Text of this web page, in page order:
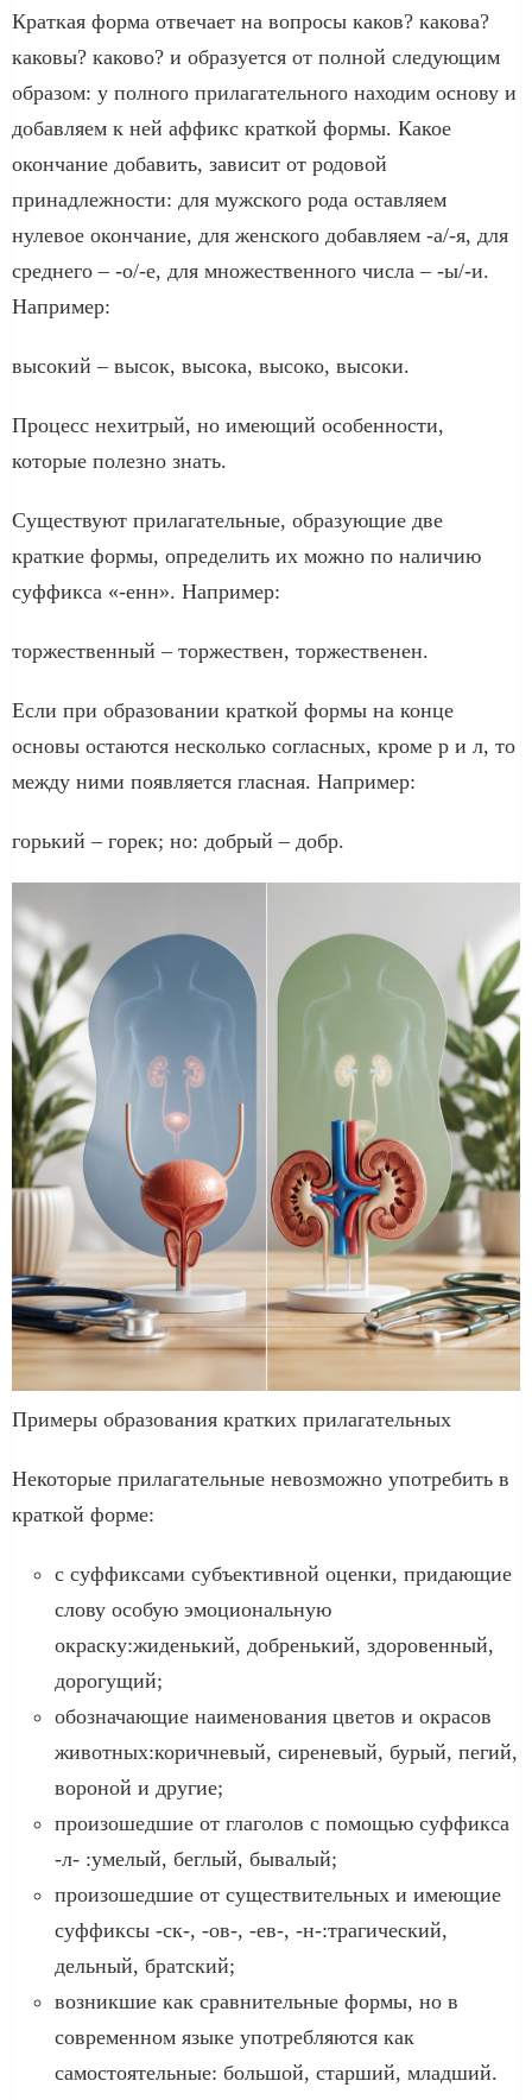
Краткая форма отвечает на вопросы каков? какова?
каковы? каково? и образуется от полной следующим
образом: у полного прилагательного находим основу и
добавляем к ней аффикс краткой формы. Какое
окончание добавить, зависит от родовой
принадлежности: для мужского рода оставляем
нулевое окончание, для женского добавляем -а/-я, для
среднего – -о/-е, для множественного числа – -ы/-и.
Например:
высокий – высок, высока, высоко, высоки.
Процесс нехитрый, но имеющий особенности,
которые полезно знать.
Существуют прилагательные, образующие две
краткие формы, определить их можно по наличию
суффикса «-енн». Например:
торжественный – торжествен, торжественен.
Если при образовании краткой формы на конце
основы остаются несколько согласных, кроме р и л, то
между ними появляется гласная. Например:
горький – горек; но: добрый – добр.
Примеры образования кратких прилагательных
Некоторые прилагательные невозможно употребить в
краткой форме:
с суффиксами субъективной оценки, придающие
слову особую эмоциональную
окраску:жиденький, добренький, здоровенный,
дорогущий;
обозначающие наименования цветов и окрасов
животных:коричневый, сиреневый, бурый, пегий,
вороной и другие;
произошедшие от глаголов с помощью суффикса
-л- :умелый, беглый, бывалый;
произошедшие от существительных и имеющие
суффиксы -ск-, -ов-, -ев-, -н-:трагический,
дельный, братский;
возникшие как сравнительные формы, но в
современном языке употребляются как
самостоятельные: большой, старший, младший.